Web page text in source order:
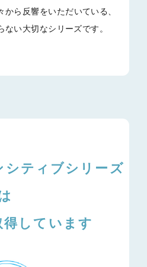
ら反響をいただいている、
い大切なシリーズです。
ティブシリーズ
しています